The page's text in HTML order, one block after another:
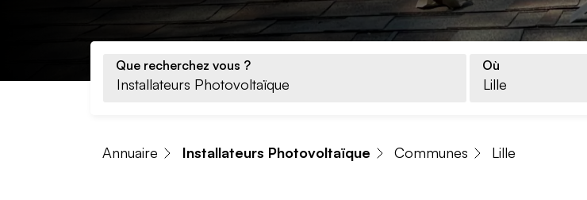
Que recherchez vous ? Où
Annuaire Installateurs Photovoltaïque Communes Lille